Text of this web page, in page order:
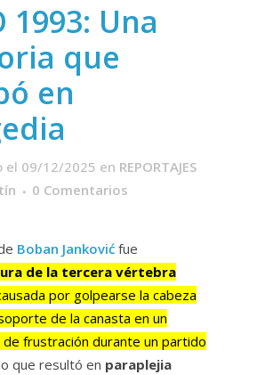
1993: Una
que
en
el 09/12/2025 en REPORTAJES
0 Comentarios
Boban Janković fue
de la tercera vértebra
por golpearse la cabeza
de la canasta en un
frustración durante un partido
que resultó en paraplejia